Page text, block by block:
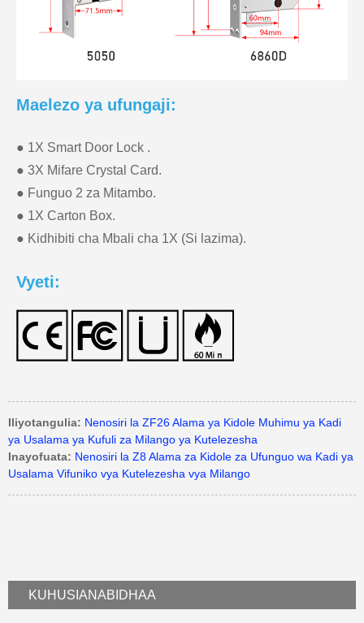
Maelezo ya ufungaji:
● 1X Smart Door Lock .
● 3X Mifare Crystal Card.
● Funguo 2 za Mitambo.
● 1X Carton Box.
● Kidhibiti cha Mbali cha 1X (Si lazima).
Vyeti:
Iliyotangulia: Nenosiri la ZF26 Alama ya Kidole Muhimu ya Kadi
ya Usalama ya Kufuli za Milango ya Kutelezesha
Inayofuata: Nenosiri la Z8 Alama za Kidole za Ufunguo wa Kadi ya
Usalama Vifuniko vya Kutelezesha vya Milango
KUHUSIANABIDHAA